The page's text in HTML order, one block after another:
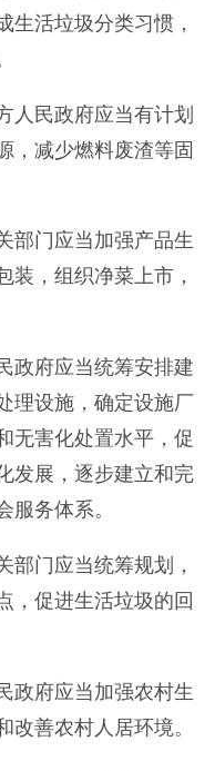
生活垃圾分类习惯，
民政府应当有计划
，减少燃料废渣等固
门应当加强产品生
装，组织净菜上市，
府应当统筹安排建
理设施，确定设施厂
无害化处置水平，促
发展，逐步建立和完
服务体系。
门应当统筹规划，
，促进生活垃圾的回
府应当加强农村生
善农村人居环境。